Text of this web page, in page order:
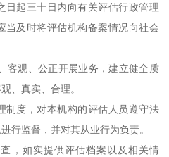
日起三十日内向有关评估行政管理
当及时将评估机构备案情况向社会
客观、公正开展业务，建立健全质
、真实、合理。
制度，对本机构的评估人员遵守法
行监督，并对其从业行为负责。
，如实提供评估档案以及相关情